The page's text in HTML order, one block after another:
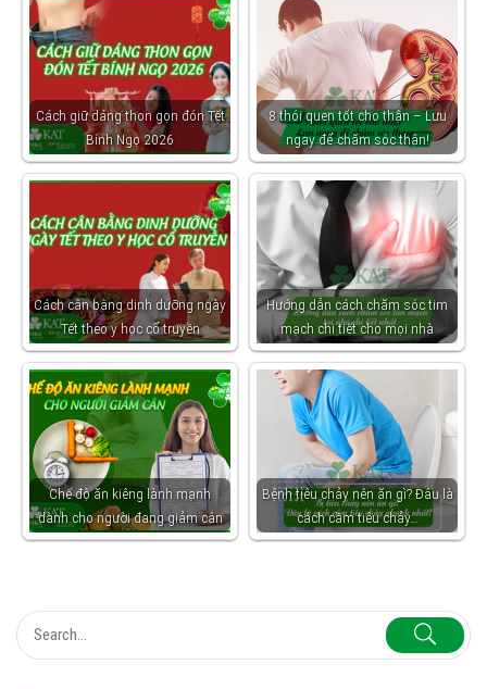
Cách giữ dáng thon gọn đón Tết
Bính Ngọ 2026
8 thói quen tốt cho thận – Lưu
ngay để chăm sóc thận!
Cách cân bằng dinh dưỡng ngày
Tết theo y học cổ truyền
Hướng dẫn cách chăm sóc tim
mạch chi tiết cho mọi nhà
Chế độ ăn kiêng lành mạnh
dành cho người đang giảm cân
Bệnh tiêu chảy nên ăn gì? Đâu là
cách cầm tiêu chảy…